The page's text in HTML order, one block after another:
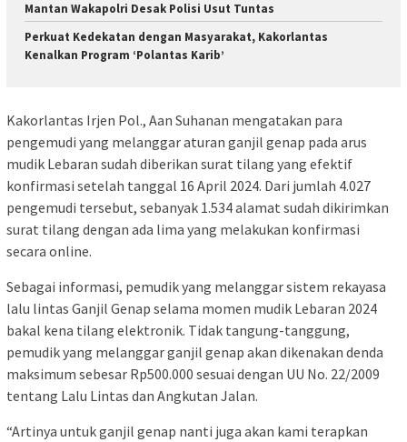
Mantan Wakapolri Desak Polisi Usut Tuntas
Perkuat Kedekatan dengan Masyarakat, Kakorlantas
Kenalkan Program ‘Polantas Karib’
Kakorlantas Irjen Pol., Aan Suhanan mengatakan para
pengemudi yang melanggar aturan ganjil genap pada arus
mudik Lebaran sudah diberikan surat tilang yang efektif
konfirmasi setelah tanggal 16 April 2024. Dari jumlah 4.027
pengemudi tersebut, sebanyak 1.534 alamat sudah dikirimkan
surat tilang dengan ada lima yang melakukan konfirmasi
secara online.
Sebagai informasi, pemudik yang melanggar sistem rekayasa
lalu lintas Ganjil Genap selama momen mudik Lebaran 2024
bakal kena tilang elektronik. Tidak tangung-tanggung,
pemudik yang melanggar ganjil genap akan dikenakan denda
maksimum sebesar Rp500.000 sesuai dengan UU No. 22/2009
tentang Lalu Lintas dan Angkutan Jalan.
“Artinya untuk ganjil genap nanti juga akan kami terapkan